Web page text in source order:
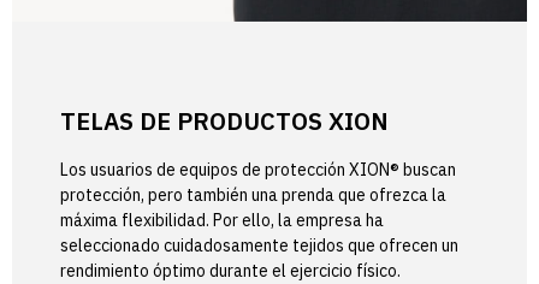
TELAS DE PRODUCTOS XION
Los usuarios de equipos de protección XION® buscan
protección, pero también una prenda que ofrezca la
máxima flexibilidad. Por ello, la empresa ha
seleccionado cuidadosamente tejidos que ofrecen un
rendimiento óptimo durante el ejercicio físico.